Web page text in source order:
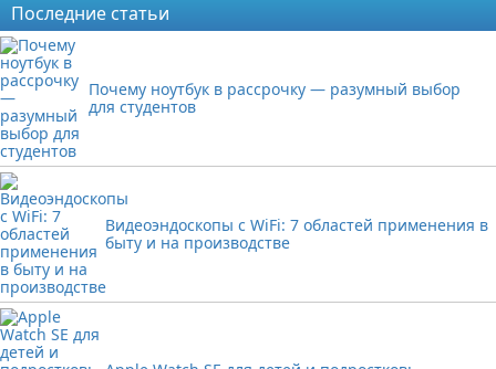
Последние статьи
Почему ноутбук в рассрочку — разумный выбор
для студентов
Видеоэндоскопы с WiFi: 7 областей применения в
быту и на производстве